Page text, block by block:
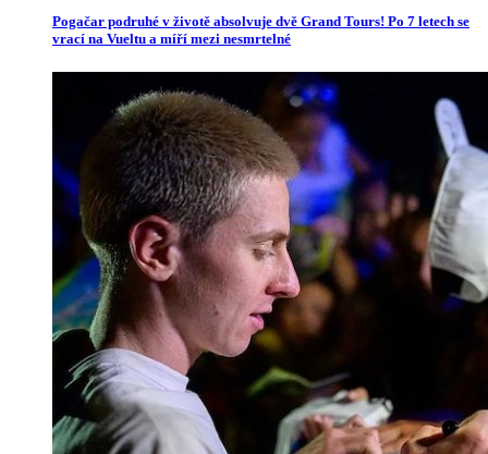
Pogačar podruhé v životě absolvuje dvě Grand Tours! Po 7 letech se
vrací na Vueltu a míří mezi nesmrtelné